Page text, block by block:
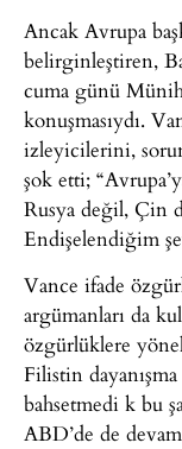
Ancak Avrupa
belirginleştiren,
cuma günü
konuşmasıydı.
izleyicilerini,
şok etti;
Rusya değil, Çin
Endişelendiğim
Vance ifade
argümanları da
özgürlüklere
Filistin
bahsetmedi k bu
ABD’de de